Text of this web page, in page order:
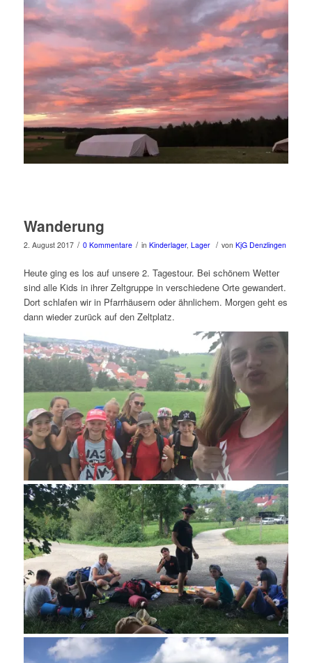
Wanderung
2. August 2017 / 0 Kommentare / in Kinderlager, Lager / von KjG Denzlingen
Heute ging es los auf unsere 2. Tagestour. Bei schönem Wetter
sind alle Kids in ihrer Zeltgruppe in verschiedene Orte gewandert.
Dort schlafen wir in Pfarrhäusern oder ähnlichem. Morgen geht es
dann wieder zurück auf den Zeltplatz.